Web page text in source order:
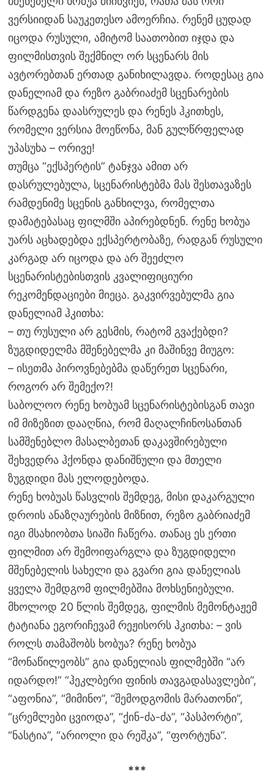
ვერსიიდან საუკეთესო ამოერჩია. რენემ ცუდად
იცოდა რუსული, ამიტომ საათობით იჯდა და
ფილმისთვის შექმნილ ორ სცენარს მის
ავტორებთან ერთად განიხილავდა. როდესაც გია
დანელიამ და რეზო გაბრიაძემ სცენარების
წარდგენა დაასრულეს და რენეს ჰკითხეს,
რომელი ვერსია მოეწონა, მან გულწრფელად
უპასუხა – ორივე!
თუმცა “ექსპერტის” ტანჯვა ამით არ
დასრულებულა, სცენარისტებმა მას შესთავაზეს
რამდენიმე სცენის განხილვა, რომელთა
დამატებასაც ფილმში აპირებდნენ. რენე ხობუა
უარს აცხადებდა ექსპერტობაზე, რადგან რუსული
კარგად არ იცოდა და არ შეეძლო
სცენარისტებისთვის კვალიფიციური
რეკომენდაციები მიეცა. გაკვირვებულმა გია
დანელიამ ჰკითხა:
– თუ რუსული არ გესმის, რატომ გვაქებდი?
ზუგდიდელმა მშენებელმა კი მაშინვე მიუგო:
– ისეთმა პიროვნებებმა დაწერეთ სცენარი,
როგორ არ შემექო?!
საბოლოო რენე ხობუამ სცენარისტებისგან თავი
იმ მიზეზით დააღწია, რომ მაღალჩინოსანთან
სამშენებლო მასალბეთან დაკავშირებული
შეხვედრა ჰქონდა დანიშნული და მთელი
ზუგდიდი მას ელოდებოდა.
რენე ხობუას წასვლის შემდეგ, მისი დაკარგული
დროის ანაზღაურების მიზნით, რეზო გაბრიაძემ
იგი მსახიობთა სიაში ჩაწერა. თანაც ეს ერთი
ფილმით არ შემოიფარგლა და ზუგდიდელი
მშენებელის სახელი და გვარი გია დანელიას
ყველა შემდგომ ფილმებშია მოხსენიებული.
მხოლოდ 20 წლის შემდეგ, ფილმის მემონტაჟემ
ტატიანა ეგორიჩევამ რეჟისორს ჰკითხა: – ვის
როლს თამაშობს ხობუა? რენე ხობუა
“მონაწილეობს” გია დანელიას ფილმებში “არ
იდარდო!” “ჰეკლბერი ფინის თავგადასავლები”,
“აფონია”, “მიმინო”, “შემოდგომის მარათონი”,
“ცრემლები ცვიოდა”, “ქინ-ძა-ძა”, “პასპორტი”,
“ნასტია”, “არიოლი და რეშკა”, “ფორტუნა”.
***